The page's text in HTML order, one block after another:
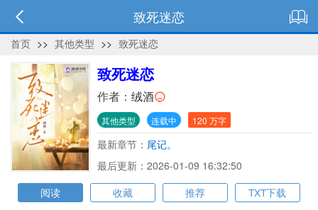
致死迷恋
首页 >> 其他类型 >> 致死迷恋
致死迷恋
作者： 绒酒
其他类型 连载中 120 万字
最新章节： 尾记。
最后更新：2026-01-09 16:32:50
阅读
收藏 推荐 TXT下载